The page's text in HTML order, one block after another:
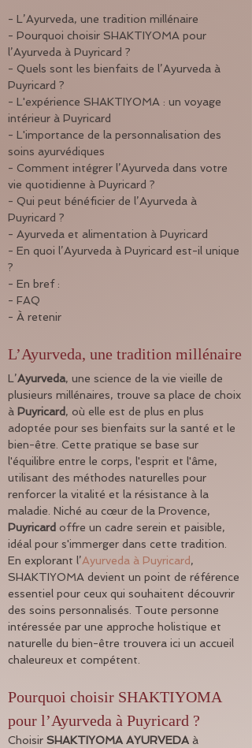
- L’Ayurveda, une tradition millénaire
- Pourquoi choisir SHAKTIYOMA pour
l’Ayurveda à Puyricard ?
- Quels sont les bienfaits de l’Ayurveda à
Puyricard ?
- L'expérience SHAKTIYOMA : un voyage
intérieur à Puyricard
- L'importance de la personnalisation des
soins ayurvédiques
- Comment intégrer l’Ayurveda dans votre
vie quotidienne à Puyricard ?
- Qui peut bénéficier de l’Ayurveda à
Puyricard ?
- Ayurveda et alimentation à Puyricard
- En quoi l’Ayurveda à Puyricard est-il unique
?
- En bref :
- FAQ
- À retenir
L’Ayurveda, une tradition millénaire
L’Ayurveda, une science de la vie vieille de
plusieurs millénaires, trouve sa place de choix
à Puyricard, où elle est de plus en plus
adoptée pour ses bienfaits sur la santé et le
bien-être. Cette pratique se base sur
l'équilibre entre le corps, l'esprit et l'âme,
utilisant des méthodes naturelles pour
renforcer la vitalité et la résistance à la
maladie. Niché au cœur de la Provence,
Puyricard offre un cadre serein et paisible,
idéal pour s'immerger dans cette tradition.
En explorant l’Ayurveda à Puyricard,
SHAKTIYOMA devient un point de référence
essentiel pour ceux qui souhaitent découvrir
des soins personnalisés. Toute personne
intéressée par une approche holistique et
naturelle du bien-être trouvera ici un accueil
chaleureux et compétent.
Pourquoi choisir SHAKTIYOMA
pour l’Ayurveda à Puyricard ?
Choisir SHAKTIYOMA AYURVEDA à